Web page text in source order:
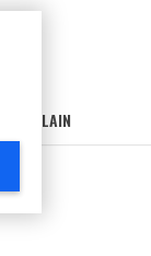
LAIN-LAIN